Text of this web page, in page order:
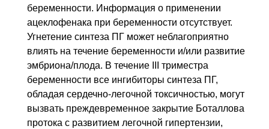
беременности. Информация о применении
ацеклофенака при беременности отсутствует.
Угнетение синтеза ПГ может неблагоприятно
влиять на течение беременности и/или развитие
эмбриона/плода. В течение III триместра
беременности все ингибиторы синтеза ПГ,
обладая сердечно-легочной токсичностью, могут
вызвать преждевременное закрытие Боталлова
протока с развитием легочной гипертензии,